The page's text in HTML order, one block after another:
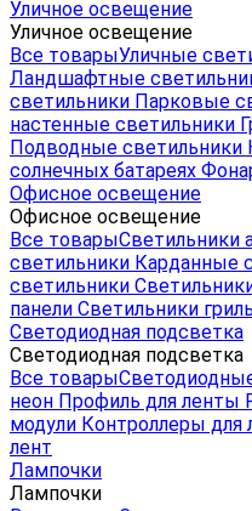
Уличное освещение
Уличное освещение
Все товарыУличные
Ландшафтные
светильники Парковые
настенные светильники
Подводные светильники
солнечных батареях
Офисное освещение
Офисное освещение
Все товарыСветильники
светильники Карданные
светильники
панели Светильники
Светодиодная подсветка
Светодиодная подсветка
Все товары
неон Профиль для ленты
модули Контроллеры для
лент
Лампочки
Лампочки